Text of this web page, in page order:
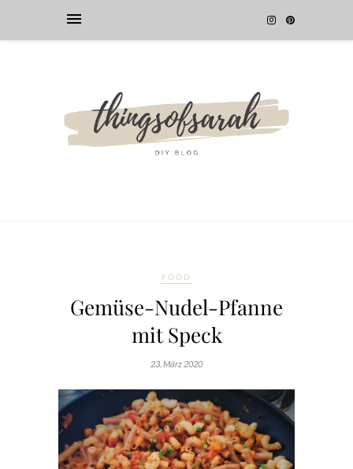
FOOD
Gemüse-Nudel-Pfanne
mit Speck
23. März 2020